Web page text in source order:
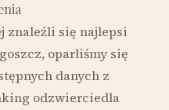
znaleźli się najlepsi
oparliśmy się
danych z
odzwierciedla